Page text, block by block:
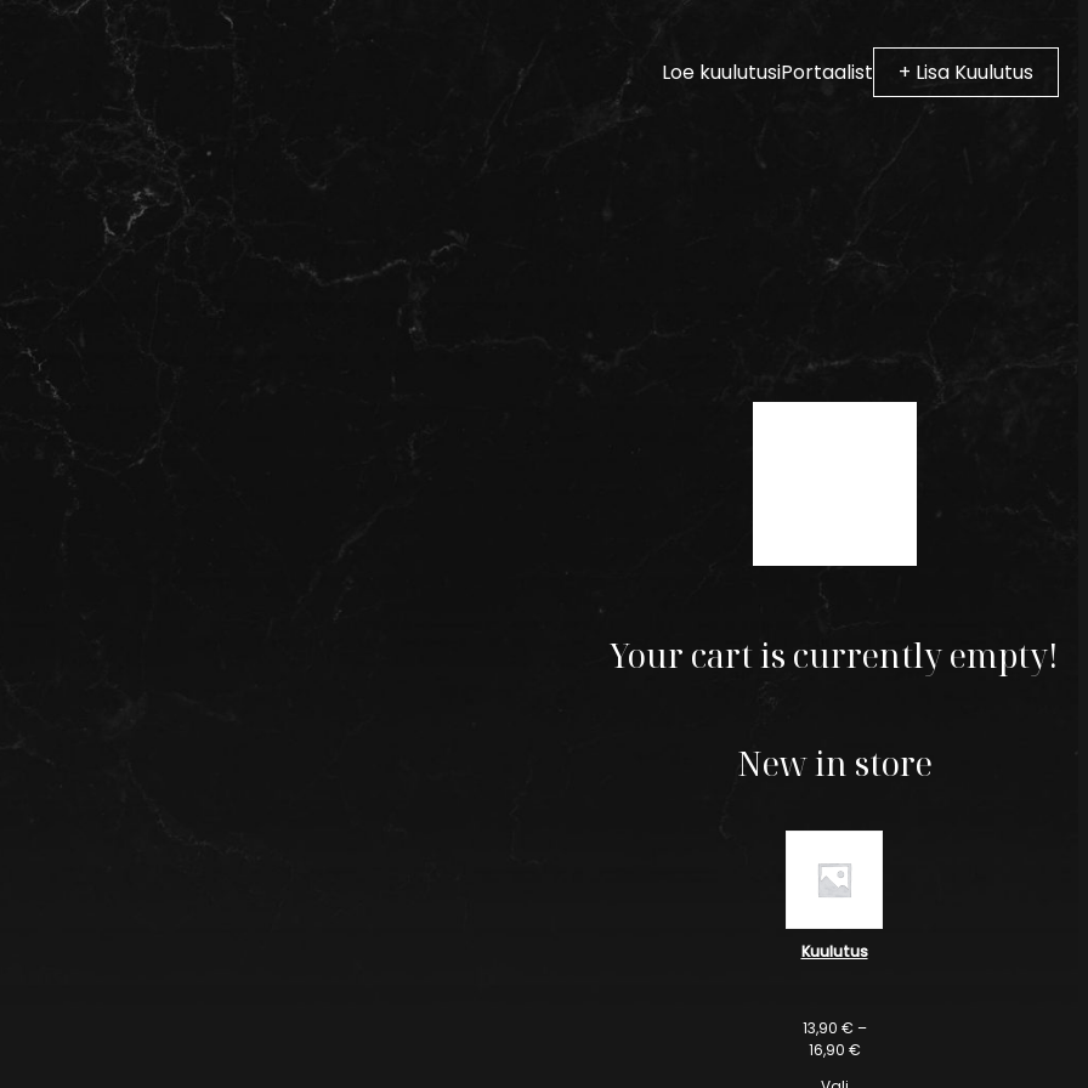
Loe kuulutusiPortaalist + Lisa Kuulutus
Your cart is currently empty!
New in store
Kuulutus
13,90 € –
16,90 €